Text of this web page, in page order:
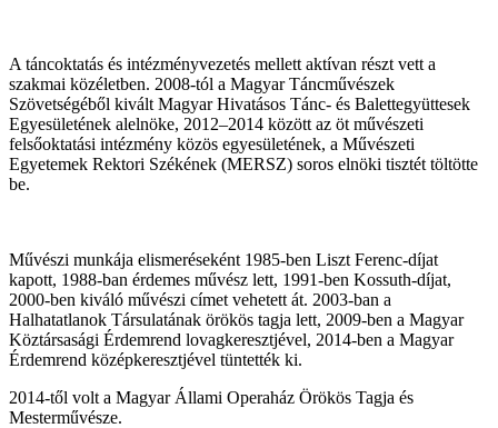
A táncoktatás és intézményvezetés mellett aktívan részt vett a
szakmai közéletben. 2008-tól a Magyar Táncművészek
Szövetségéből kivált Magyar Hivatásos Tánc- és Balettegyüttesek
Egyesületének alelnöke, 2012–2014 között az öt művészeti
felsőoktatási intézmény közös egyesületének, a Művészeti
Egyetemek Rektori Székének (MERSZ) soros elnöki tisztét töltötte
be.
Művészi munkája elismeréseként 1985-ben Liszt Ferenc-díjat
kapott, 1988-ban érdemes művész lett, 1991-ben Kossuth-díjat,
2000-ben kiváló művészi címet vehetett át. 2003-ban a
Halhatatlanok Társulatának örökös tagja lett, 2009-ben a Magyar
Köztársasági Érdemrend lovagkeresztjével, 2014-ben a Magyar
Érdemrend középkeresztjével tüntették ki.
2014-től volt a Magyar Állami Operaház Örökös Tagja és
Mesterművésze.